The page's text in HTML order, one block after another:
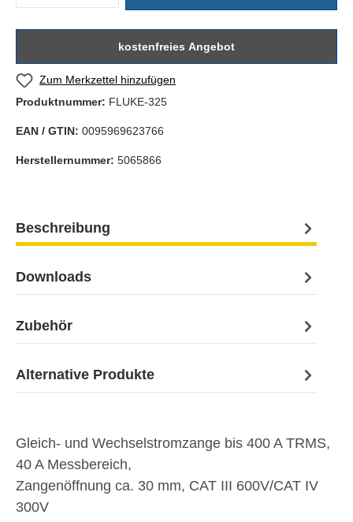
kostenfreies Angebot
Zum Merkzettel hinzufügen
Produktnummer: FLUKE-325
EAN / GTIN: 0095969623766
Herstellernummer: 5065866
Beschreibung
Downloads
Zubehör
Alternative Produkte
Gleich- und Wechselstromzange bis 400 A TRMS,
40 A Messbereich,
Zangenöffnung ca. 30 mm, CAT III 600V/CAT IV
300V